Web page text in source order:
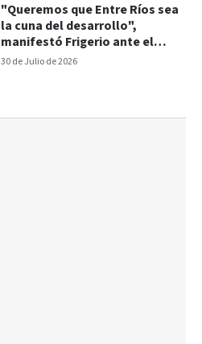
30 de Julio de 2026
"Queremos que Entre Ríos sea
la cuna del desarrollo",
manifestó Frigerio ante el
Consejo Empresario